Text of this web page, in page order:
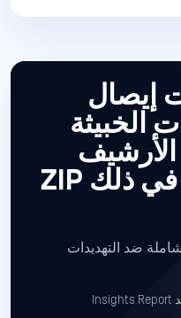
إيصال
الخبيثة
المستخدمة، بما في ذلك ZIP
ضد التهديدات